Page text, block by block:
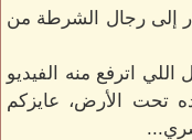
إلى رجال الشرطة من
اترفع منه الفيديو
تحت الأرض، عايزكم